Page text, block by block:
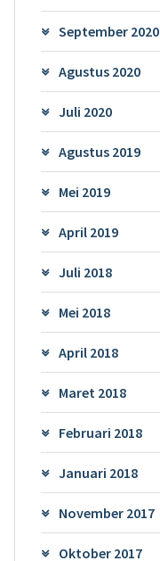
September 2020
Agustus 2020
Juli 2020
Agustus 2019
Mei 2019
April 2019
Juli 2018
Mei 2018
April 2018
Maret 2018
Februari 2018
Januari 2018
November 2017
Oktober 2017